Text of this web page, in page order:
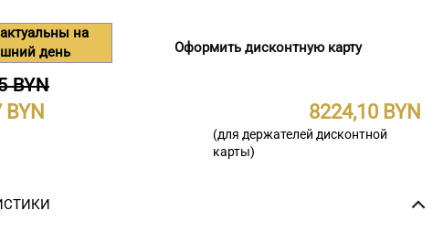
на
день
Оформить дисконтную карту
BYN
8224,10
(для держателей дисконтной
карты)